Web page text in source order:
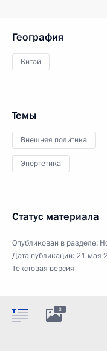
География
Китай
Темы
Внешняя политика
Энергетика
Статус материала
Опубликован в разделе:
Дата публикации:21 мая
Текстовая версия
3